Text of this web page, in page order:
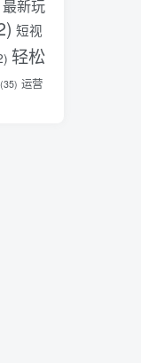
最新玩
短视
轻松
(35) 运营